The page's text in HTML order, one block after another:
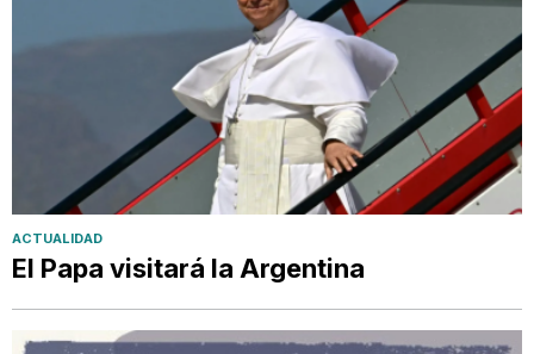
ACTUALIDAD
El Papa visitará la Argentina